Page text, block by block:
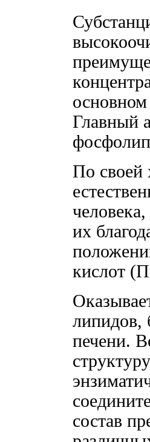
Главный
По своей
их
кислот
липидов,
печени.
состав